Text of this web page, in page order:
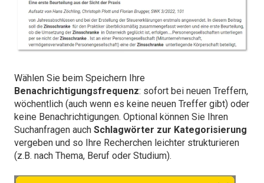
Wählen Sie beim Speichern Ihre
Benachrichtigungsfrequenz: sofort bei neuen Treffern,
wöchentlich (auch wenn es keine neuen Treffer gibt) oder
keine Benachrichtigungen. Optional können Sie Ihren
Suchanfragen auch Schlagwörter zur Kategorisierung
vergeben und so Ihre Recherchen leichter strukturieren
(z.B. nach Thema, Beruf oder Studium).